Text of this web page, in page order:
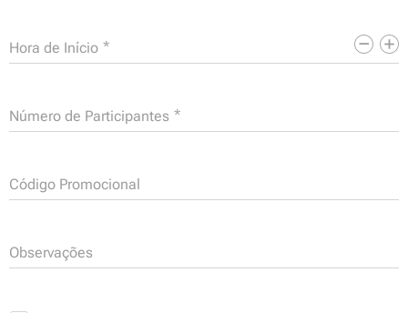
Hora de Início
Número de Participantes
Código Promocional
Observações